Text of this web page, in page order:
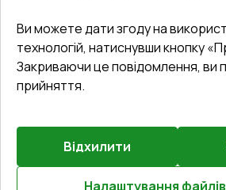
©2026 Всі права
Сайт створено на
Повідомити про
Ви можете дати згоду на
технологій, натиснувши кнопку
Закриваючи це повідомлення, ви
прийняття.
Відхилити
Налаштування